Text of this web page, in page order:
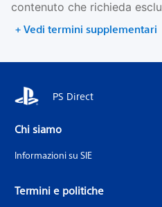
contenuto che richieda
+ Vedi termini supplementari
PS Direct
Chi siamo
Informazioni su SIE
Termini e politiche